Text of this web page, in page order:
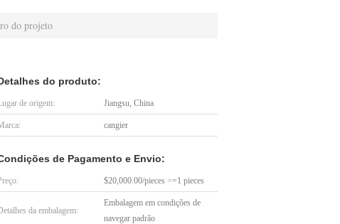
do projeto
do produto:
de origem: Jiangsu, China
cangier
de Pagamento e Envio:
$20,000.00/pieces >=1 pieces
da embalagem:
Embalagem em condições de
navegar padrão